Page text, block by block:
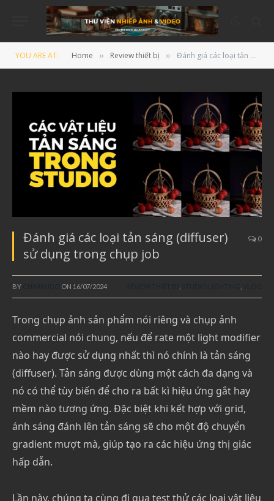
YOU ARE AT: Home » Review thiết bị » Đánh giá các loại tản sáng (diffuser) sử dụng trong chụp job
Đánh giá các loại tản sáng (diffuser)
sử dụng trong chụp job
0
BY ON 16/07/2024
Trong chụp ảnh sản phẩm nói riêng và chụp ảnh
commercial nói chung, nếu để rate một light modifier
nào hay được sử dụng nhất thì nó chính là tản sáng
(diffuser). Tản sáng được dùng một cách đa dạng và
nó có thể tùy biến để cho ra bất kì hiệu ứng gắt hay
mềm nào tương ứng. Đặc biệt khi kết hợp với grid,
ánh sáng đánh lên tản sáng sẽ cho một độ chuyển
gradient mượt mà, giúp tạo ra các hiệu ứng thị giác
hấp dẫn.
Lần này, chúng ta cùng đi qua test thử các loại vật liệu